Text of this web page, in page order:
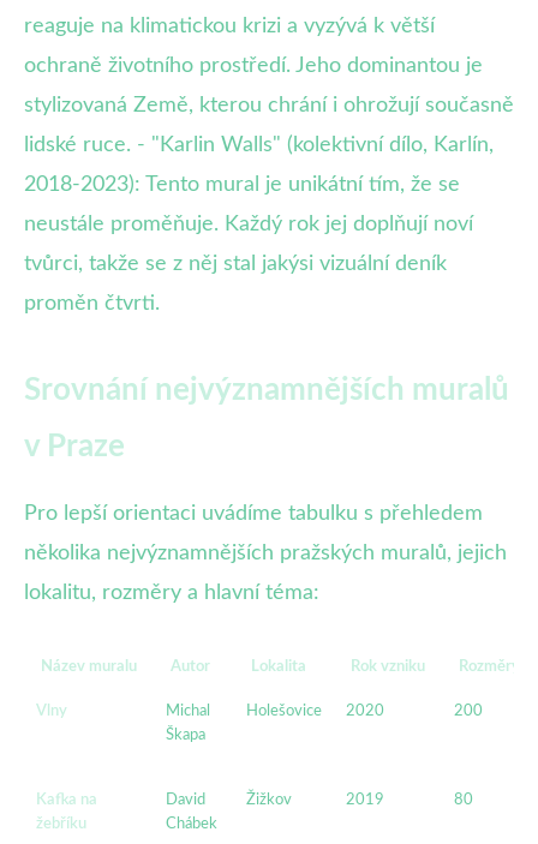
reaguje na klimatickou krizi a vyzývá k větší
ochraně životního prostředí. Jeho dominantou je
stylizovaná Země, kterou chrání i ohrožují současně
lidské ruce. - "Karlin Walls" (kolektivní dílo, Karlín,
2018-2023): Tento mural je unikátní tím, že se
neustále proměňuje. Každý rok jej doplňují noví
tvůrci, takže se z něj stal jakýsi vizuální deník
proměn čtvrti.
Srovnání nejvýznamnějších muralů
v Praze
Pro lepší orientaci uvádíme tabulku s přehledem
několika nejvýznamnějších pražských muralů, jejich
lokalitu, rozměry a hlavní téma:
Název muralu Autor Lokalita Rok vzniku Rozměry
Vlny
Michal
Škapa
Holešovice 2020 200
Kafka na
žebříku
David
Chábek
Žižkov 2019 80